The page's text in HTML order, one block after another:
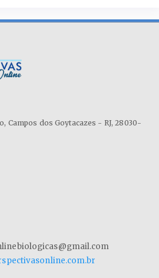
Campos dos Goytacazes - RJ, 28030-